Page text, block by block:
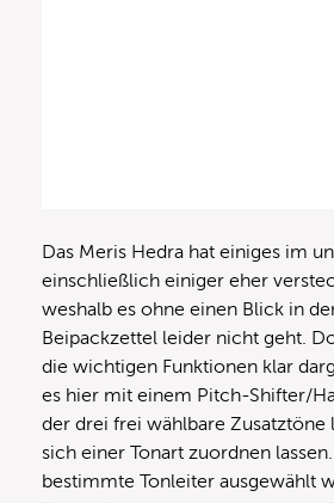
Das Meris Hedra hat einiges im
einschließlich einiger eher
weshalb es ohne einen Blick in
Beipackzettel leider nicht geht.
die wichtigen Funktionen klar
es hier mit einem Pitch-Shifter/
der drei frei wählbare Zusatztöne
sich einer Tonart zuordnen
bestimmte Tonleiter ausgewählt